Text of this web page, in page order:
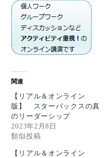
関連
【リアル＆オンライン
版】 スターバックスの真
のリーダーシップ
2023年2月8日
類似投稿
【リアル＆オンライン